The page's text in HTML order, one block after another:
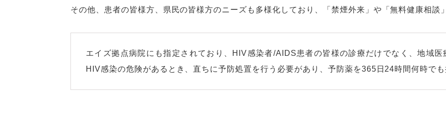
その他、患者の皆様方、県民の皆様方のニーズも多様化しており、「禁煙外来」や「無料健康相談
エイズ拠点病院にも指定されており、HIV感染者/AIDS患者の皆様の診療だけでなく、地域
HIV感染の危険があるとき、直ちに予防処置を行う必要があり、予防薬を365日24時間何時で